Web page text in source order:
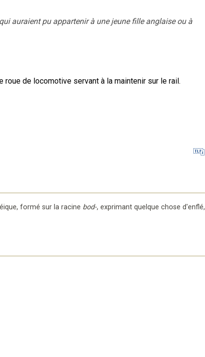
auraient pu appartenir à une jeune fille anglaise ou à
roue de locomotive servant à la maintenir sur le rail.
formé sur la racine bod-, exprimant quelque chose d'enflé,